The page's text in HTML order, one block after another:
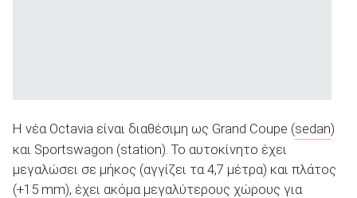
Η νέα Octavia είναι διαθέσιμη ως Grand Coupe (sedan)
και Sportswagon (station). Το αυτοκίνητο έχει
μεγαλώσει σε μήκος (αγγίζει τα 4,7 μέτρα) και πλάτος
(+15 mm), έχει ακόμα μεγαλύτερους χώρους για